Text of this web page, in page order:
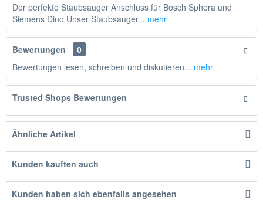
Der perfekte Staubsauger Anschluss für Bosch Sphera und
Siemens Dino Unser Staubsauger... mehr
Bewertungen
0
Bewertungen lesen, schreiben und diskutieren... mehr
Trusted Shops Bewertungen
Ähnliche Artikel
Kunden kauften auch
Kunden haben sich ebenfalls angesehen